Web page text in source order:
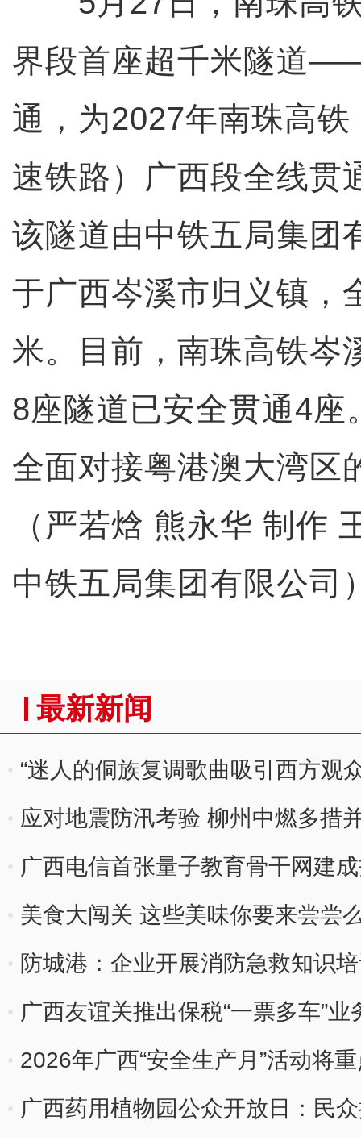
界段首座超千米隧道
通，为2027年南珠高
速铁路）广西段全线贯
该隧道由中铁五局集团
于广西岑溪市归义镇，
米。目前，南珠高铁岑
8座隧道已安全贯通4座
全面对接粤港澳大湾区
（严若焓 熊永华 制作
中铁五局集团有限公司
最新新闻
“迷人的侗族复调歌曲吸引西方观
应对地震防汛考验 柳州中燃多措
广西电信首张量子教育骨干网建
美食大闯关 这些美味你要来尝尝
防城港：企业开展消防急救知识
广西友谊关推出保税“一票多车”
越南
2026年广西“安全生产月”活动将
广西药用植物园公众开放日：民